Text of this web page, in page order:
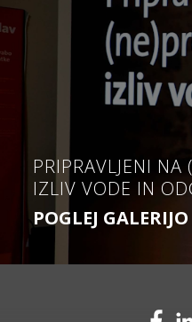
PRIPRAVLJENI
IZLIV VODE IN
POGLEJ GALERIJO